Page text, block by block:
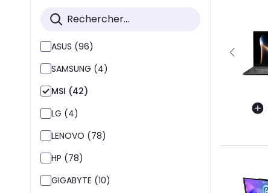
ASUS (96)
SAMSUNG (4)
MSI (42)
LG (4)
LENOVO (78)
HP (78)
GIGABYTE (10)